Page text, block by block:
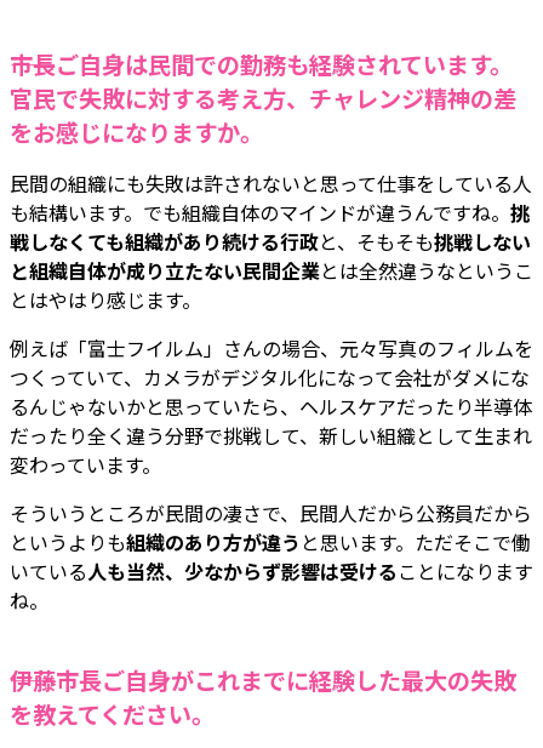
――市長ご自身は民間での勤務も経験されています。
官民で失敗に対する考え方、チャレンジ精神の差
をお感じになりますか。
民間の組織にも失敗は許されないと思って仕事をしている人
も結構います。でも組織自体のマインドが違うんですね。 挑
戦しなくても組織があり続ける行政と、そもそも挑戦しない
と組織自体が成り立たない民間企業とは全然違うなというこ
とはやはり感じます。
例えば「富士フイルム」さんの場合、元々写真のフィルムを
つくっていて、カメラがデジタル化になって会社がダメにな
るんじゃないかと思っていたら、ヘルスケアだったり半導体
だったり全く違う分野で挑戦して、新しい組織として生まれ
変わっています。
そういうところが民間の凄さで、民間人だから公務員だから
というよりも組織のあり方が違う と思います。ただそこで働
いている人も当然、少なからず影響は受けることになります
ね。
――伊藤市長ご自身がこれまでに経験した最大の失敗
を教えてください。